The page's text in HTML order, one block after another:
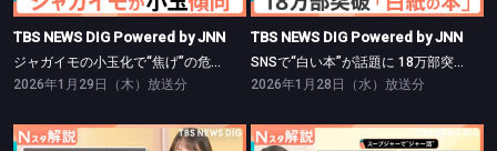
TBS NEWS DIG Powered by JNN
ジャガイモの小玉化で“焦げ”の危機？【Nスタ】
2026年1月29日（木）放送分
TBS NEWS DIG Powered by JNN
SNSで“白い本”が話題に 18万部突破【Nスタ】
2026年1月28日（水）放送分